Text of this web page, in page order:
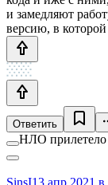
и замедляют
версию, в
Ответить
НЛО прилетело
SinsI13 апр 2021 в